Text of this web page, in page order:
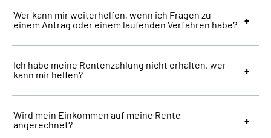
Mein Kundenportal
Wer kann mir weiterhelfen, wenn ich Fragen zu
einem Antrag oder einem laufenden Verfahren habe?
Ich habe meine Rentenzahlung nicht erhalten, wer
kann mir helfen?
Wird mein Einkommen auf meine Rente
angerechnet?